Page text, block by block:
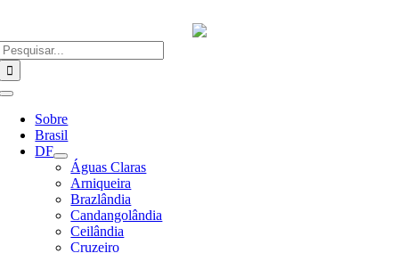
o
conteúdo
Alternar
Navegação
Sobre
Brasil
DF
Águas Claras
Arniqueira
Brazlândia
Candangolândia
Ceilândia
Cruzeiro